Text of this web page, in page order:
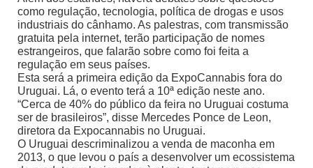
como regulação, tecnologia, política de drogas e usos
industriais do cânhamo. As palestras, com transmissão
gratuita pela internet, terão participação de nomes
estrangeiros, que falarão sobre como foi feita a
regulação em seus países.
Esta será a primeira edição da ExpoCannabis fora do
Uruguai. Lá, o evento terá a 10ª edição neste ano.
“Cerca de 40% do público da feira no Uruguai costuma
ser de brasileiros”, disse Mercedes Ponce de Leon,
diretora da Expocannabis no Uruguai.
O Uruguai descriminalizou a venda de maconha em
2013, o que levou o país a desenvolver um ecossistema